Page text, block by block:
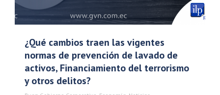
¿Qué cambios traen las vigentes
normas de prevención de lavado de
activos, Financiamiento del terrorismo
y otros delitos?